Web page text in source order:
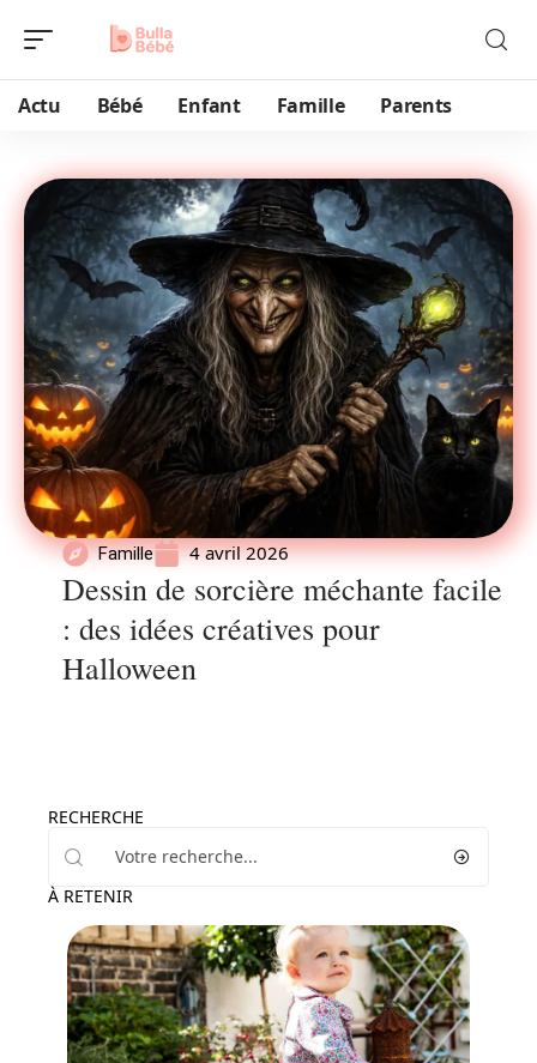
Actu Bébé Enfant Famille Parents
Famille 4 avril 2026
Dessin de sorcière méchante facile
: des idées créatives pour
Halloween
RECHERCHE
À RETENIR
Enfant